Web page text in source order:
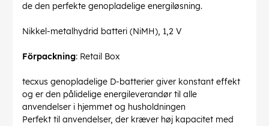
de den perfekte genopladelige energiløsning.
Nikkel-metalhydrid batteri (NiMH), 1,2 V
Förpackning: Retail Box
tecxus genopladelige D-batterier giver konstant effekt
og er den pålidelige energileverandør til alle
anvendelser i hjemmet og husholdningen
Perfekt til anvendelser, der kræver høj kapacitet med